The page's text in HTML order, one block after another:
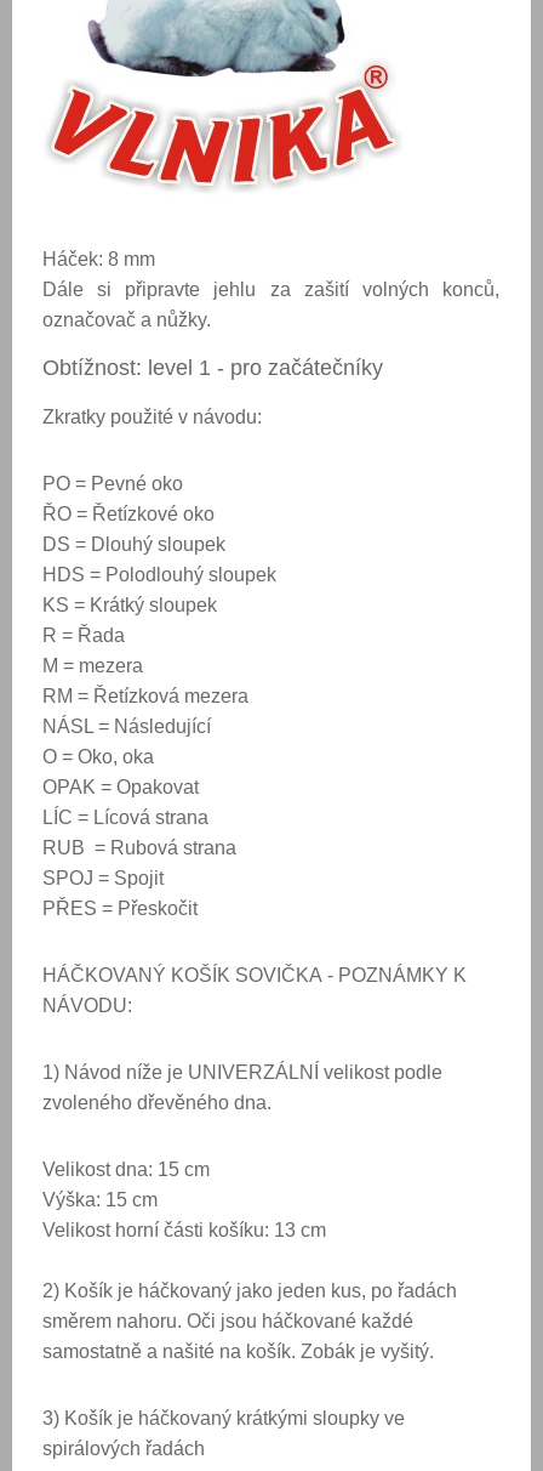
Háček: 8 mm
Dále si připravte jehlu za zašití volných konců,
označovač a nůžky.
Obtížnost: level 1 - pro začátečníky
Zkratky použité v návodu:
PO = Pevné oko
ŘO = Řetízkové oko
DS = Dlouhý sloupek
HDS = Polodlouhý sloupek
KS = Krátký sloupek
R = Řada
M = mezera
RM = Řetízková mezera
NÁSL = Následující
O = Oko, oka
OPAK = Opakovat
LÍC = Lícová strana
RUB = Rubová strana
SPOJ = Spojit
PŘES = Přeskočit
HÁČKOVANÝ KOŠÍK SOVIČKA - POZNÁMKY K
NÁVODU:
1) Návod níže je UNIVERZÁLNÍ velikost podle
zvoleného dřevěného dna.
Velikost dna: 15 cm
Výška: 15 cm
Velikost horní části košíku: 13 cm
2) Košík je háčkovaný jako jeden kus, po řadách
směrem nahoru. Oči jsou háčkované každé
samostatně a našité na košík. Zobák je vyšitý.
3) Košík je háčkovaný krátkými sloupky ve
spirálových řadách